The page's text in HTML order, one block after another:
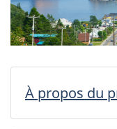
À propos du